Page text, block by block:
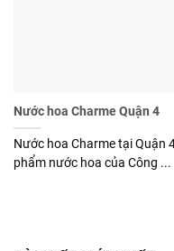
Nước hoa Charme Quận 4
Nước hoa Charme tại Quận
phẩm nước hoa của Công ...